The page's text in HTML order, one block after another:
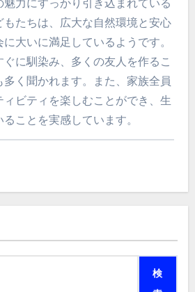
力にすっかり引き込まれている
たちは、広大な自然環境と安心
大いに満足しているようです。
に馴染み、多くの友人を作るこ
多く聞かれます。また、家族全員
ビティを楽しむことができ、生
ことを実感しています。
検